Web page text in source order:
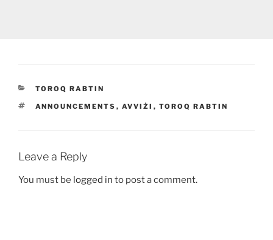
CATEGORIES
TOROQ RABTIN
TAGS
ANNOUNCEMENTS , AVVIŻI , TOROQ RABTIN
Leave a Reply
You must be logged in to post a comment.